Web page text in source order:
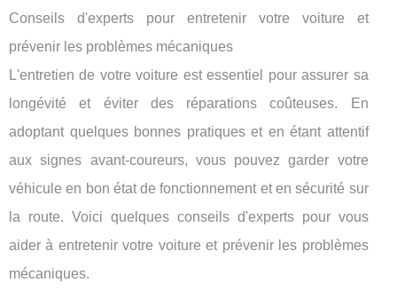
Conseils d'experts pour entretenir votre voiture et
prévenir les problèmes mécaniques
L'entretien de votre voiture est essentiel pour assurer sa
longévité et éviter des réparations coûteuses. En
adoptant quelques bonnes pratiques et en étant attentif
aux signes avant-coureurs, vous pouvez garder votre
véhicule en bon état de fonctionnement et en sécurité sur
la route. Voici quelques conseils d'experts pour vous
aider à entretenir votre voiture et prévenir les problèmes
mécaniques.